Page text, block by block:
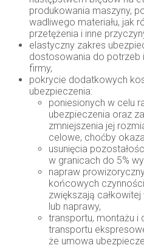
produkowania maszyny,
wadliwego materiału, jak
przetężenia i inne
elastyczny zakres
dostosowania do potrzeb
firmy,
pokrycie dodatkowych
ubezpieczenia:
poniesionych w celu
ubezpieczenia oraz
zmniejszenia jej
celowe, choćby
usunięcia
w granicach do 5%
napraw
końcowych
zwiększają
lub naprawy,
transportu, montażu i
transportu
że umowa